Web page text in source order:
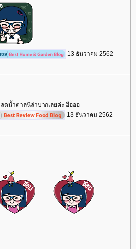
13 ธันวาคม 2562
ดน้ำตาลนี่ลำบากเลยค่ะ ฮือออ
13 ธันวาคม 2562